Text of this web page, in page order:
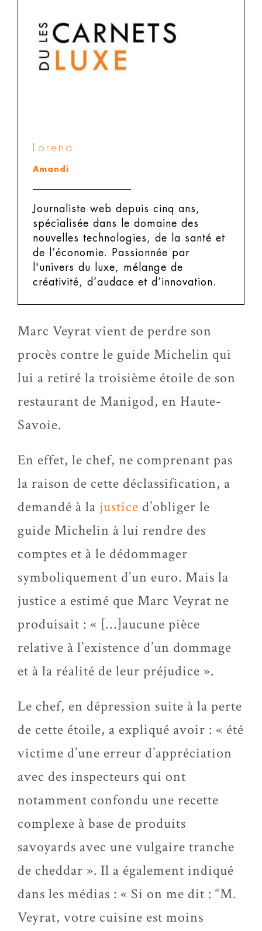
Lorena
Amandi
Journaliste web depuis cinq ans,
spécialisée dans le domaine des
nouvelles technologies, de la santé et
de l’économie. Passionnée par
l'univers du luxe, mélange de
créativité, d’audace et d’innovation.
Marc Veyrat vient de perdre son
procès contre le guide Michelin qui
lui a retiré la troisième étoile de son
restaurant de Manigod, en Haute-
Savoie.
En effet, le chef, ne comprenant pas
la raison de cette déclassification, a
demandé à la justice d’obliger le
guide Michelin à lui rendre des
comptes et à le dédommager
symboliquement d’un euro. Mais la
justice a estimé que Marc Veyrat ne
produisait : « […]aucune pièce
relative à l’existence d’un dommage
et à la réalité de leur préjudice ».
Le chef, en dépression suite à la perte
de cette étoile, a expliqué avoir : « été
victime d’une erreur d’appréciation
avec des inspecteurs qui ont
notamment confondu une recette
complexe à base de produits
savoyards avec une vulgaire tranche
de cheddar ». Il a également indiqué
dans les médias : « Si on me dit : “M.
Veyrat, votre cuisine est moins